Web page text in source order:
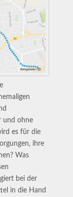
und ohne
es für die
ihre
Was
bei der
in die Hand